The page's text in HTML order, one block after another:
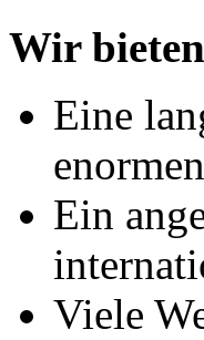
Wir
Eine
Ein
Viele